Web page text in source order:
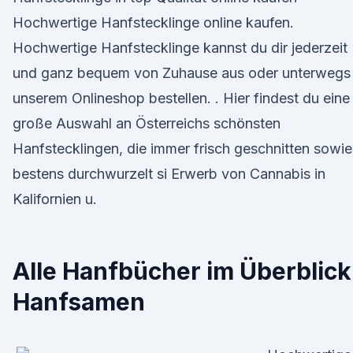
Hochwertige Hanfstecklinge online kaufen.
Hochwertige Hanfstecklinge kannst du dir jederzeit
und ganz bequem von Zuhause aus oder
unserem Onlineshop bestellen. . Hier findest du eine
große Auswahl an Österreichs schönsten
Hanfstecklingen, die immer frisch geschnitten sowie
bestens durchwurzelt si Erwerb von Cannabis in
Kalifornien u.
Alle Hanfbücher im
Hanfsamen